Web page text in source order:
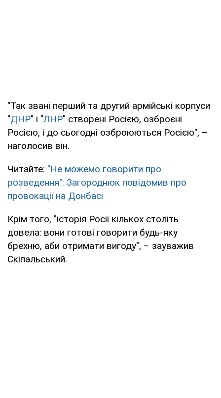
"Так звані перший та другий армійські корпуси
"ДНР" і "ЛНР" створені Росією, озброєні
Росією, і до сьогодні озброюються Росією", –
наголосив він.
Читайте: "Не можемо говорити про
розведення": Загороднюк повідомив про
провокації на Донбасі
Крім того, "історія Росії кількох століть
довела: вони готові говорити будь-яку
брехню, аби отримати вигоду", – зауважив
Скіпальський.